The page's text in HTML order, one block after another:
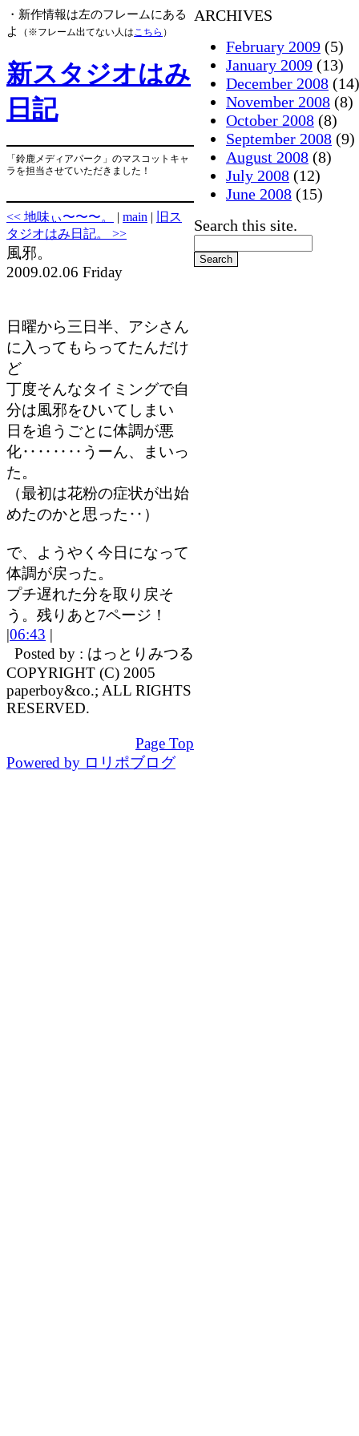
・新作情報は左のフレームにある
よ
（※フレーム出てない人はこちら ）
新スタジオはみ
日記
「鈴鹿メディアパーク」のマスコットキャ
ラを担当させていただきました！
<< 地味ぃ〜〜〜。 | main |
旧ス
タジオはみ日記。 >>
風邪。
2009.02.06 Friday
日曜から三日半、アシさん
に入ってもらってたんだけ
ど
丁度そんなタイミングで自
分は風邪をひいてしまい
日を追うごとに体調が悪
化‥‥‥‥うーん、まいっ
た。
（最初は花粉の症状が出始
めたのかと思った‥）
で、ようやく今日になって
体調が戻った。
プチ遅れた分を取り戻そ
う。残りあと7ページ！
|06:43 |
Posted by : はっとりみつる
COPYRIGHT (C) 2005
paperboy&co.; ALL RIGHTS
RESERVED.
Page Top
Powered by ロリポブログ
ARCHIVES
February 2009 (5)
January 2009 (13)
December 2008 (14)
November 2008 (8)
October 2008 (8)
September 2008 (9)
August 2008 (8)
July 2008 (12)
June 2008 (15)
Search this site.